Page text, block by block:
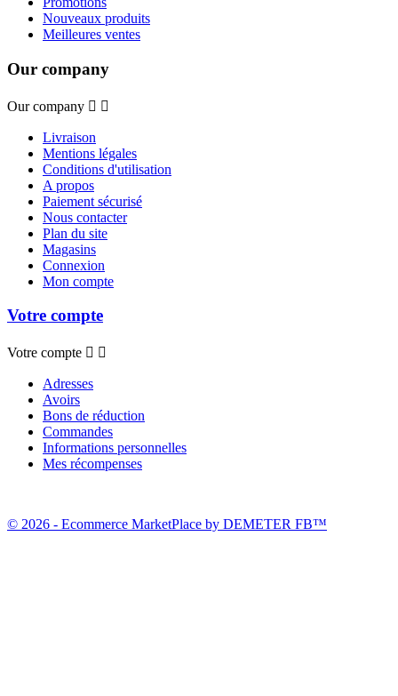
Nouveaux produits
Meilleures ventes
Our company
Our company  
Livraison
Mentions légales
Conditions d'utilisation
A propos
Paiement sécurisé
Nous contacter
Plan du site
Magasins
Connexion
Mon compte
Votre compte
Votre compte  
Adresses
Avoirs
Bons de réduction
Commandes
Informations personnelles
Mes récompenses
© 2026 - Ecommerce MarketPlace by DEMETER FB™